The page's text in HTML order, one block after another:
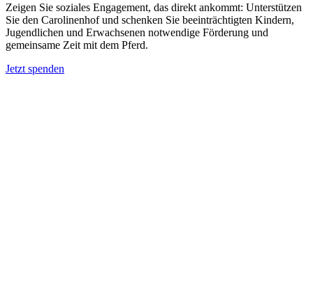
Zeigen Sie soziales Engagement, das direkt ankommt: Unterstützen
Sie den Carolinenhof und schenken Sie beeinträchtigten Kindern,
Jugendlichen und Erwachsenen notwendige Förderung und
gemeinsame Zeit mit dem Pferd.
Jetzt spenden